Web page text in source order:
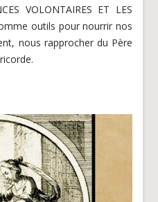
VOLONTAIRES ET LES
outils pour nourrir nos
nous rapprocher du Père